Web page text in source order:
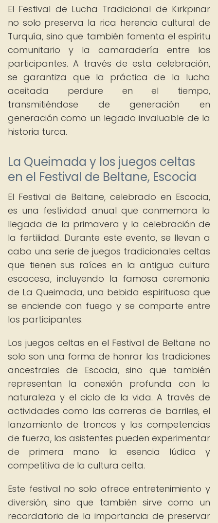
El Festival de Lucha Tradicional de Kırkpınar
no solo preserva la rica herencia cultural de
Turquía, sino que también fomenta el espíritu
comunitario y la camaradería entre los
participantes. A través de esta celebración,
se garantiza que la práctica de la lucha
aceitada perdure en el tiempo,
transmitiéndose de generación en
generación como un legado invaluable de la
historia turca.
La Queimada y los juegos celtas
en el Festival de Beltane, Escocia
El Festival de Beltane, celebrado en Escocia,
es una festividad anual que conmemora la
llegada de la primavera y la celebración de
la fertilidad. Durante este evento, se llevan a
cabo una serie de juegos tradicionales celtas
que tienen sus raíces en la antigua cultura
escocesa, incluyendo la famosa ceremonia
de La Queimada, una bebida espirituosa que
se enciende con fuego y se comparte entre
los participantes.
Los juegos celtas en el Festival de Beltane no
solo son una forma de honrar las tradiciones
ancestrales de Escocia, sino que también
representan la conexión profunda con la
naturaleza y el ciclo de la vida. A través de
actividades como las carreras de barriles, el
lanzamiento de troncos y las competencias
de fuerza, los asistentes pueden experimentar
de primera mano la esencia lúdica y
competitiva de la cultura celta.
Este festival no solo ofrece entretenimiento y
diversión, sino que también sirve como un
recordatorio de la importancia de preservar